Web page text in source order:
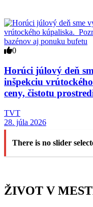
0
Horúci júlový deň
inšpekciu
ceny, čistotu
TVT
28. júla 2026
There is no slider
ŽIVOT V